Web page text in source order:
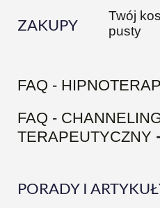
ZAKUPY
Twój
pusty
FAQ -
FAQ -
TERAPEUTYCZNY
PORADY I